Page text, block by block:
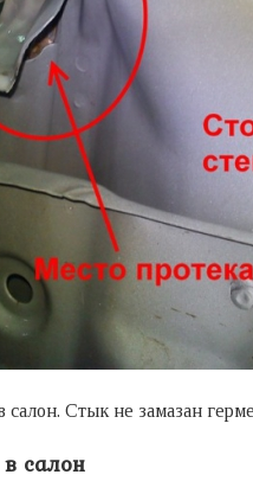
Стык не замазан
салон